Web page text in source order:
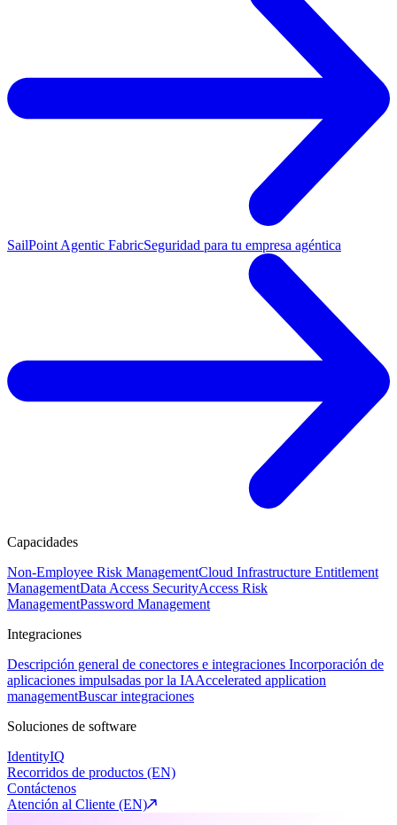
SailPoint Agentic FabricSeguridad para tu empresa agéntica
Capacidades
Non-Employee Risk ManagementCloud Infrastructure Entitlement
ManagementData Access SecurityAccess Risk
ManagementPassword Management
Integraciones
Descripción general de conectores e integraciones Incorporación de
aplicaciones impulsadas por la IAAccelerated application
managementBuscar integraciones
Soluciones de software
IdentityIQ
Recorridos de productos (EN)
Contáctenos
Atención al Cliente (EN)